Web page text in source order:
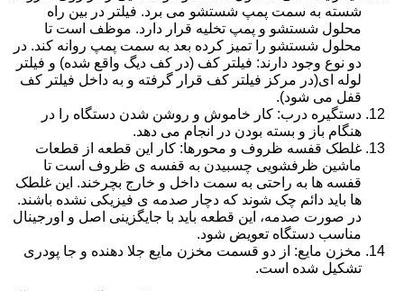
شسته به سمت پمپ شستشو می برد. فیلتر در بین راه
محلول شستشو و پمپ تخلیه قرار دارد. موظف است تا
محلول شستشو را تمیز کرده بعد به سمت پمپ روانه کند. در
دو نوع وجود دارند: فیلتر کف (در کف دیگ واقع شده) و فیلتر
لوله ای(در مرکز فیلتر کف قرار گرفته و به داخل فیلتر کف
قفل می شود).
دستگیره درب: کار خاموش و روشن شدن دستگاه را در
هنگام باز و بسته بودن در انجام می دهد.
غلطک قفسه ظروف و محورها: کار این قطعه از قطعات
ماشین ظرفشویی چسبیدن به قفسه ی ظروف است تا
قفسه ها به راحتی به سمت داخل و خارج بچرخند. این غلطک
ها باید دائم چک شوند که دچار صدمه ی فیزیکی نشده باشند.
در صورت صدمه، این قطعه باید با جایگزینی اصل و اورجینال
مناسب دستگاه تعویض شود.
مخزن مایع: از دو قسمت مخزن مایع جلا دهنده و جا پودری
تشکیل شده است.